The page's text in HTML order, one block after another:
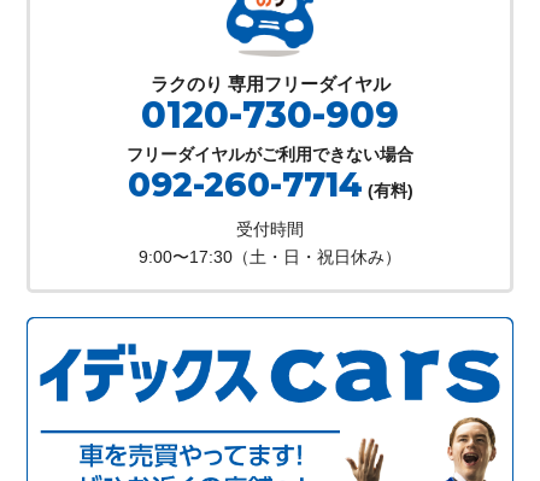
ラクのり 専用フリーダイヤル
0120-730-909
フリーダイヤルがご利用できない場合
092-260-7714 (有料)
受付時間
9:00〜17:30（土・日・祝日休み）